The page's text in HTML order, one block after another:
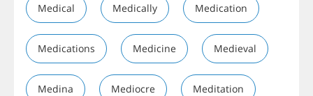
Medical Medically Medication
Medications Medicine Medieval
Medina Mediocre Meditation